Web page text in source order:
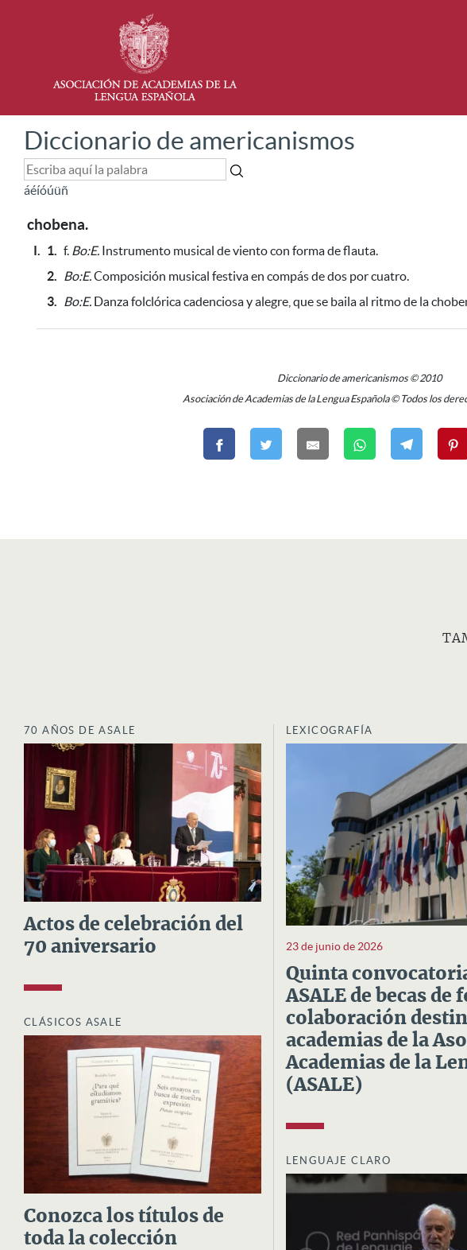
Diccionario de americanismos
áéíóúüñ
chobena.
I. 1. f. Bo:E. Instrumento musical de viento con forma de flauta.
2. Bo:E.Composición musical festiva en compás de dos por cuatro.
3. Bo:E. Danza folclórica cadenciosa y alegre, que se baila al ritmo de la
Diccionario de americanismos © 2010
Asociación de Academias de la Lengua Española © Todos los
70 AÑOS DE ASALE
Actos de celebración del
70 aniversario
CLÁSICOS ASALE
Conozca los títulos de
toda la colección
LEXICOGRAFÍA
23 de junio de 2026
Quinta
ASALE de becas de
colaboración
academias de la
Academias de la
(ASALE)
LENGUAJE CLARO